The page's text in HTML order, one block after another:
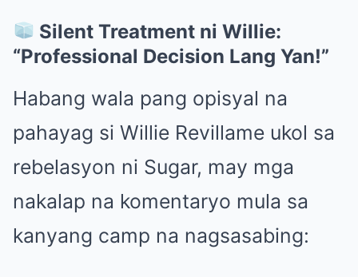
Silent Treatment ni Willie:
“Professional Decision Lang Yan!”
Habang wala pang opisyal na
pahayag si Willie Revillame ukol sa
rebelasyon ni Sugar, may mga
nakalap na komentaryo mula sa
kanyang camp na nagsasabing: